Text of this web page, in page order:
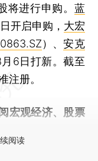
进行申购。 蓝
开启申购， 大宏
）、安克
6日打新。截至
注册。
宏观经济、股票
阅读